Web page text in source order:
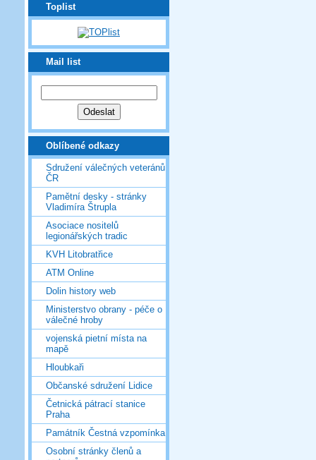
Toplist
Mail list
Oblíbené odkazy
Sdružení válečných veteránů
ČR
Pamětní desky - stránky
Vladimíra Štrupla
Asociace nositelů
legionářských tradic
KVH Litobratřice
ATM Online
Dolin history web
Ministerstvo obrany - péče o
válečné hroby
vojenská pietní místa na
mapě
Hloubkaři
Občanské sdružení Lidice
Četnická pátrací stanice
Praha
Památník Čestná vzpomínka
Osobní stránky členů a